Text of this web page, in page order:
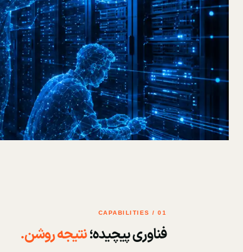
01 / CAPABILITIES
فناوری پیچیده؛نتیجه روشن.